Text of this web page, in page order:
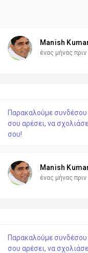
Manish
ένας μήνας πριν
Παρακαλούμε συνδέσου
σου αρέσει, να
σου!
Manish
ένας μήνας πριν
Παρακαλούμε συνδέσου
σου αρέσει, να